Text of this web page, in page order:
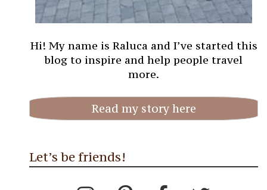
Hi! My name is Raluca and I’ve started this
blog to inspire and help people travel
more.
Read my story here
Let’s be friends!